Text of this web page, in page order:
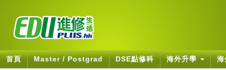
首頁 Master / Postgrad DSE點修科 海外升學